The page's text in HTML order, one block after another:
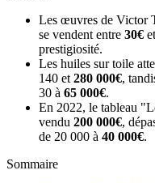
Les œuvres de Victor
se vendent entre 30€ et
prestigiosité.
Les huiles sur toile
140 et 280 000€,
30 à 65 000€.
En 2022, le tableau
vendu 200 000€,
de 20 000 à 40 000€.
Sommaire